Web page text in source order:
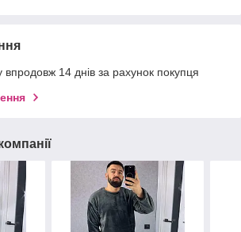
14 днів за рахунок покупця